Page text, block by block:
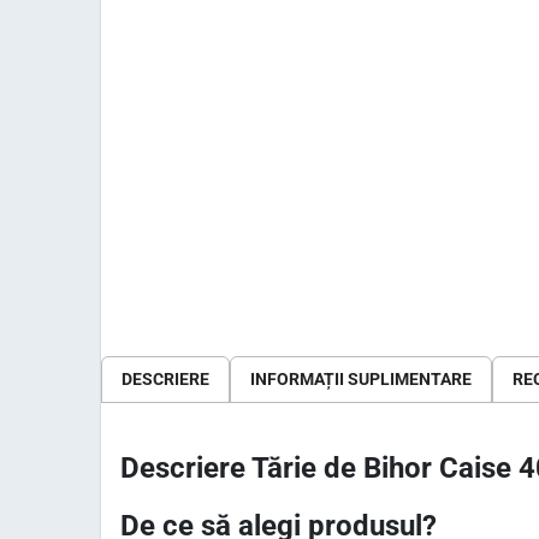
DESCRIERE INFORMAȚII SUPLIMENTARE
Descriere Tărie de Bihor Caise
De ce să alegi produsul?